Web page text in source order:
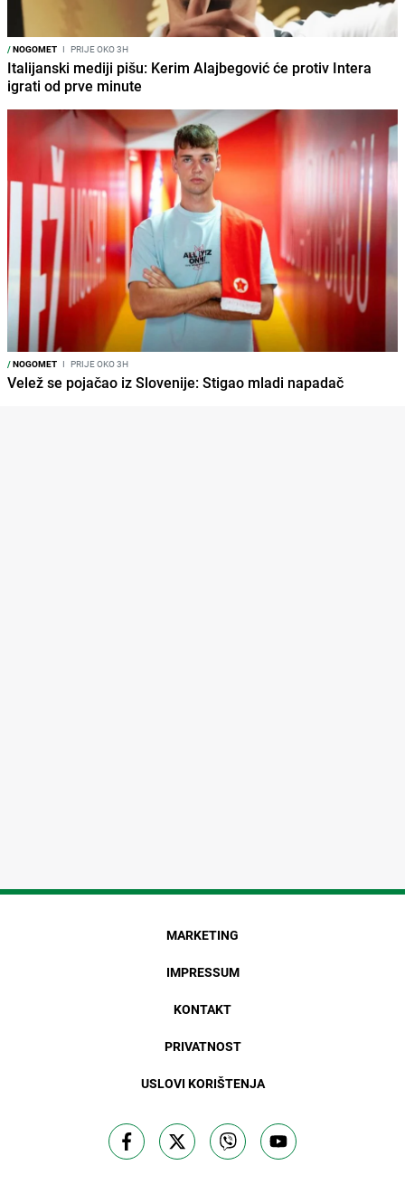
/NOGOMET I PRIJE OKO 3H
Italijanski mediji pišu: Kerim Alajbegović će protiv Intera
igrati od prve minute
/NOGOMET I PRIJE OKO 3H
Velež se pojačao iz Slovenije: Stigao mladi napadač
MARKETING
IMPRESSUM
KONTAKT
PRIVATNOST
USLOVI KORIŠTENJA